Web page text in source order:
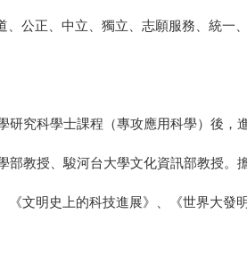
公正、中立、獨立、志願服務、統一
究科學士課程（專攻應用科學）後，
教授、駿河台大學文化資訊部教授
文明史上的科技進展》、《世界大發